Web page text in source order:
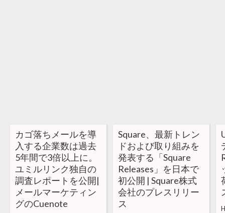
カゴ落ちメールを導
入する企業数は過去
5年間で3倍以上に。
ユミルリンク独自の
調査レポートを公開|
メールマーケティン
グのCuenote
Square、最新トレン
ドおよび取り組みを
発表する「Square
Releases」を日本で
初公開 | Square株式
会社のプレスリリー
ス